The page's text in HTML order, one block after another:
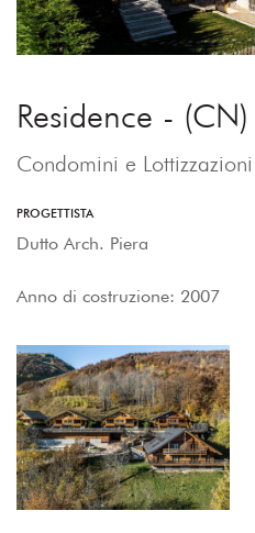
Residence - (CN)
Condomini e Lottizzazioni
PROGETTISTA
Dutto Arch. Piera
Anno di costruzione: 2007